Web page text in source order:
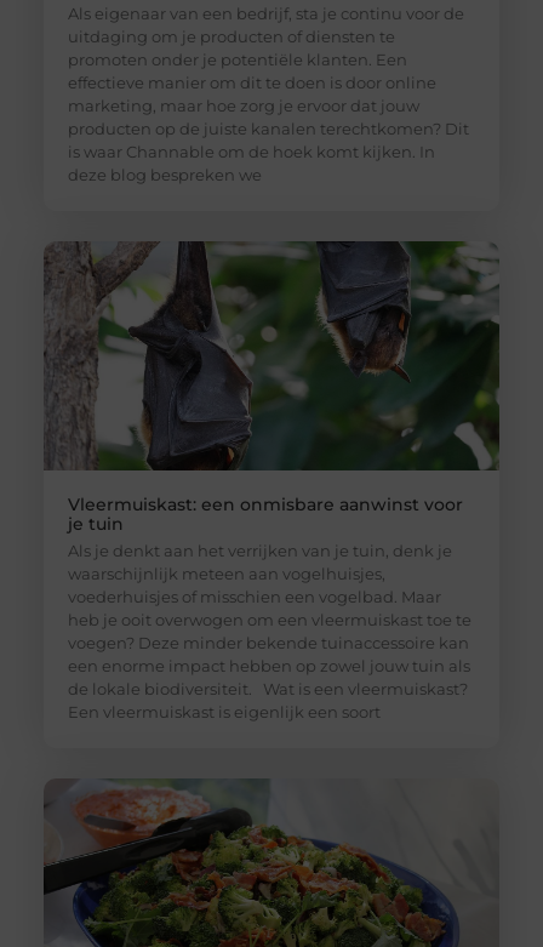
Als eigenaar van een bedrijf, sta je continu voor de
uitdaging om je producten of diensten te
promoten onder je potentiële klanten. Een
effectieve manier om dit te doen is door online
marketing, maar hoe zorg je ervoor dat jouw
producten op de juiste kanalen terechtkomen? Dit
is waar Channable om de hoek komt kijken. In
deze blog bespreken we
Vleermuiskast: een onmisbare aanwinst voor
je tuin
Als je denkt aan het verrijken van je tuin, denk je
waarschijnlijk meteen aan vogelhuisjes,
voederhuisjes of misschien een vogelbad. Maar
heb je ooit overwogen om een vleermuiskast toe te
voegen? Deze minder bekende tuinaccessoire kan
een enorme impact hebben op zowel jouw tuin als
de lokale biodiversiteit. Wat is een vleermuiskast?
Een vleermuiskast is eigenlijk een soort